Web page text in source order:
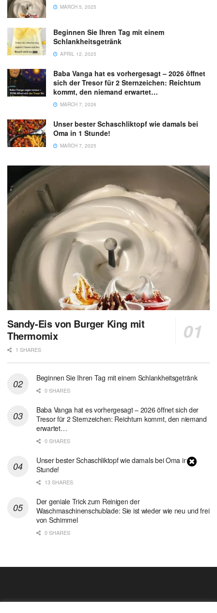
MARCH 5, 2025
Beginnen Sie Ihren Tag mit einem
Schlankheitsgetränk
APRIL 12, 2025
Baba Vanga hat es vorhergesagt – 2026 öffnet
sich der Tresor für 2 Sternzeichen: Reichtum
kommt, den niemand erwartet…
MARCH 7, 2026
Unser bester Schaschliktopf wie damals bei
Oma in 1 Stunde!
MARCH 7, 2025
Sandy-Eis von Burger King mit
Thermomix
1 SHARES
Beginnen Sie Ihren Tag mit einem Schlankheitsgetränk
0 SHARES
Baba Vanga hat es vorhergesagt – 2026 öffnet sich der
Tresor für 2 Sternzeichen: Reichtum kommt, den niemand
erwartet…
0 SHARES
Unser bester Schaschliktopf wie damals bei Oma in 1
Stunde!
13 SHARES
Der geniale Trick zum Reinigen der
Waschmaschinenschublade: Sie ist wieder wie neu und frei
von Schimmel
0 SHARES